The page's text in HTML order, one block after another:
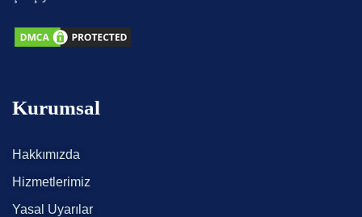
Kurumsal
Hakkımızda
Hizmetlerimiz
Yasal Uyarılar